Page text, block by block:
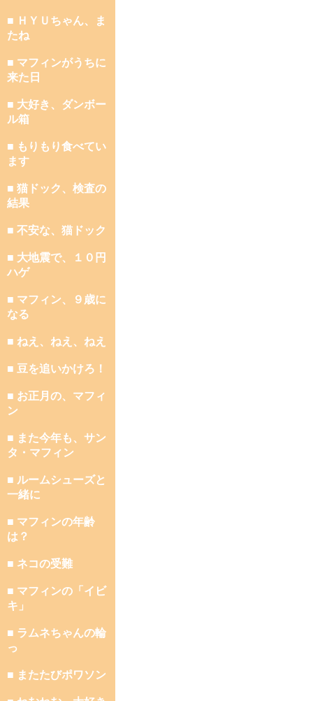
■ ＨＹＵちゃん、ま
たね
■ マフィンがうちに
来た日
■ 大好き、ダンボー
ル箱
■ もりもり食べてい
ます
■ 猫ドック、検査の
結果
■ 不安な、猫ドック
■ 大地震で、１０円
ハゲ
■ マフィン、９歳に
なる
■ ねえ、ねえ、ねえ
■ 豆を追いかけろ！
■ お正月の、マフィ
ン
■ また今年も、サン
タ・マフィン
■ ルームシューズと
一緒に
■ マフィンの年齢
は？
■ ネコの受難
■ マフィンの「イビ
キ」
■ ラムネちゃんの輪
っ
■ またたびポワソン